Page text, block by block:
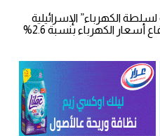
الكهرباء” الإسرائيلية
بشكل نهائي، اليوم الإثنين، على ارتفاع أسعار الكهرباء بنسبة 2.6%